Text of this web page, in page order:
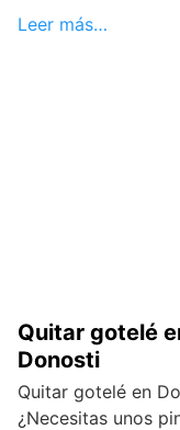
Leer más…
Quitar gotelé
Donosti
Quitar gotelé en
¿Necesitas unos